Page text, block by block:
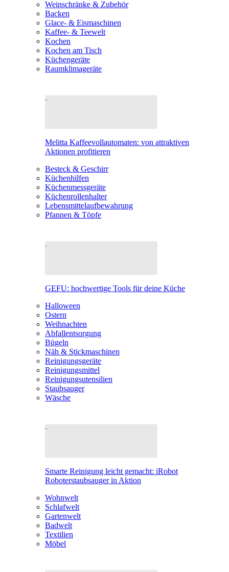
Weinschränke & Zubehör
Backen
Glace- & Eismaschinen
Kaffee- & Teewelt
Kochen
Kochen am Tisch
Küchengeräte
Raumklimageräte
Melitta Kaffeevollautomaten: von attraktiven
Aktionen profitieren
Besteck & Geschirr
Küchenhilfen
Küchenmessgeräte
Küchenrollenhalter
Lebensmittelaufbewahrung
Pfannen & Töpfe
GEFU: hochwertige Tools für deine Küche
Halloween
Ostern
Weihnachten
Abfallentsorgung
Bügeln
Näh & Stickmaschinen
Reinigungsgeräte
Reinigungsmittel
Reinigungsutensilien
Staubsauger
Wäsche
Smarte Reinigung leicht gemacht: iRobot
Roboterstaubsauger in Aktion
Wohnwelt
Schlafwelt
Gartenwelt
Badwelt
Textilien
Möbel